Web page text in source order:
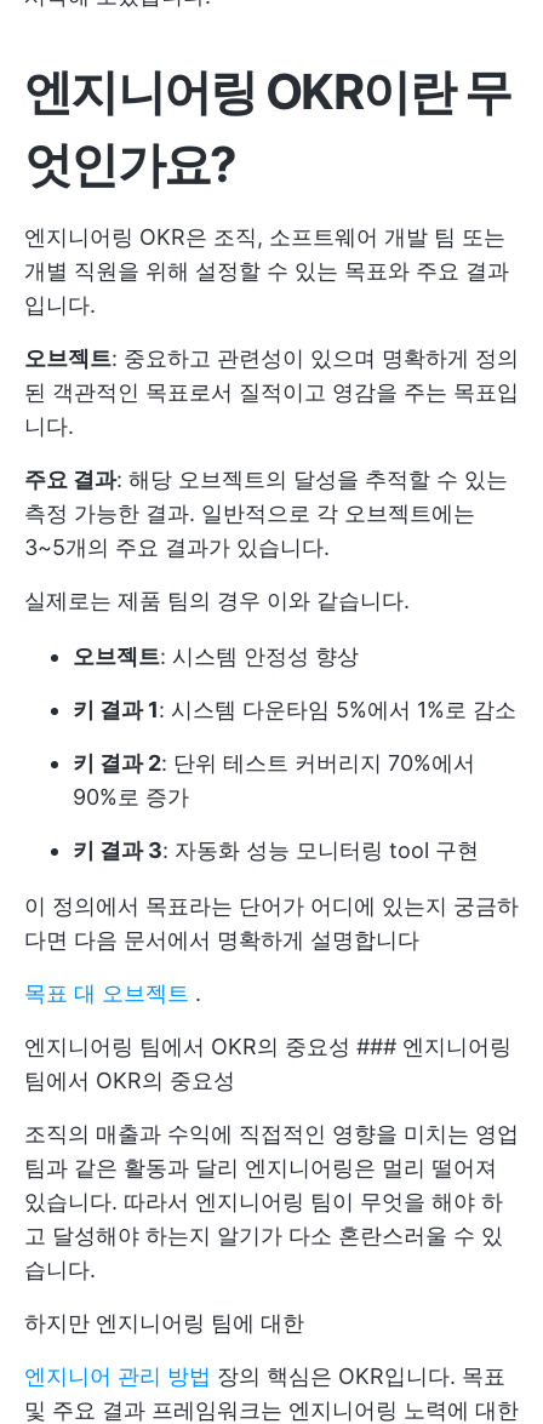
엔지니어링 OKR이란 무
엇인가요?
엔지니어링 OKR은 조직, 소프트웨어 개발 팀 또는
개별 직원을 위해 설정할 수 있는 목표와 주요 결과
입니다.
오브젝트: 중요하고 관련성이 있으며 명확하게 정의
된 객관적인 목표로서 질적이고 영감을 주는 목표입
니다.
주요 결과: 해당 오브젝트의 달성을 추적할 수 있는
측정 가능한 결과. 일반적으로 각 오브젝트에는
3~5개의 주요 결과가 있습니다.
실제로는 제품 팀의 경우 이와 같습니다.
오브젝트: 시스템 안정성 향상
키 결과 1: 시스템 다운타임 5%에서 1%로 감소
키 결과 2: 단위 테스트 커버리지 70%에서
90%로 증가
키 결과 3: 자동화 성능 모니터링 tool 구현
이 정의에서 목표라는 단어가 어디에 있는지 궁금하
다면 다음 문서에서 명확하게 설명합니다
목표 대 오브젝트 .
엔지니어링 팀에서 OKR의 중요성 ### 엔지니어링
팀에서 OKR의 중요성
조직의 매출과 수익에 직접적인 영향을 미치는 영업
팀과 같은 활동과 달리 엔지니어링은 멀리 떨어져
있습니다. 따라서 엔지니어링 팀이 무엇을 해야 하
고 달성해야 하는지 알기가 다소 혼란스러울 수 있
습니다.
하지만 엔지니어링 팀에 대한
엔지니어 관리 방법 장의 핵심은 OKR입니다. 목표
및 주요 결과 프레임워크는 엔지니어링 노력에 대한